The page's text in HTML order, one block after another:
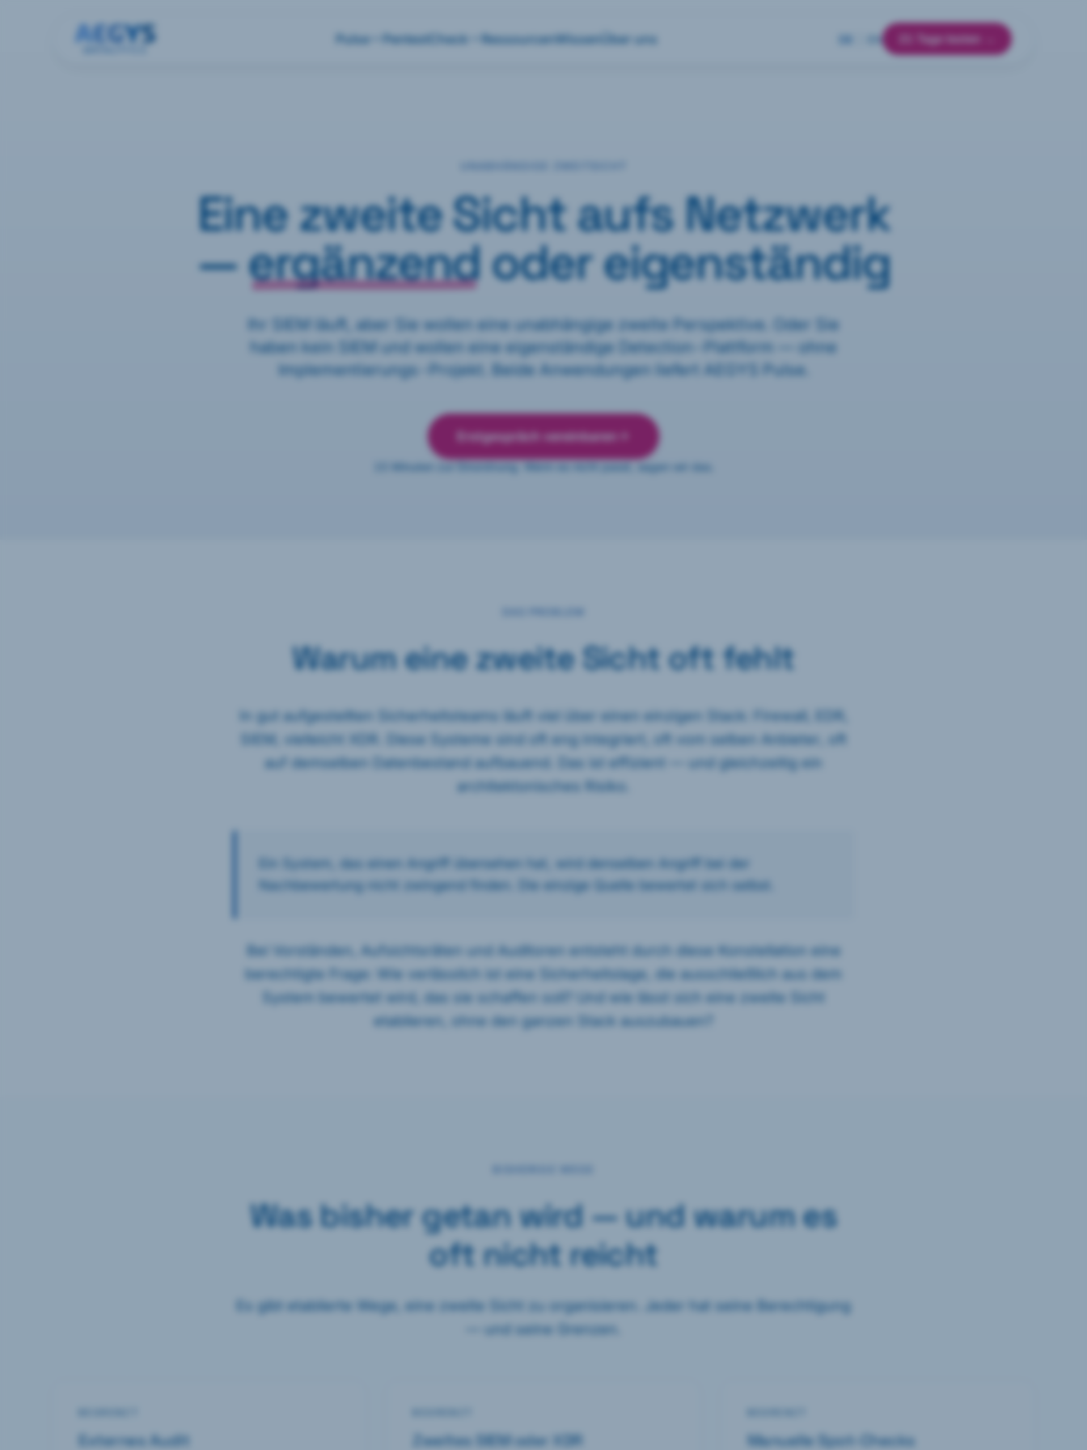
Pulse PentestCheck RessourcenWissen Über uns 21 Tage testen →
Eine zweite Sicht aufs Netzwerk
—ergänzendoder eigenständig
Ihr SIEM läuft, aber Sie wollen eine unabhängige zweite Perspektive. Oder Sie
haben kein SIEM und wollen eine eigenständige Detection-Plattform — ohne
Implementierungs-Projekt. Beide Anwendungen liefert AEGYS Pulse.
Erstgespräch vereinbaren
15 Minuten zur Einordnung. Wenn es nicht passt, sagen wir das.
Warum eine zweite Sicht oft fehlt
In gut aufgestellten Sicherheitsteams läuft viel über einen einzigen Stack: Firewall, EDR,
SIEM, vielleicht XDR. Diese Systeme sind oft eng integriert, oft vom selben Anbieter, oft
auf demselben Datenbestand aufbauend. Das ist effizient — und gleichzeitig ein
architektonisches Risiko.
Ein System, das einen Angriff übersehen hat, wird denselben Angriff bei der
Nachbewertung nicht zwingend finden. Die einzige Quelle bewertet sich selbst.
Bei Vorständen, Aufsichtsräten und Auditoren entsteht durch diese Konstellation eine
berechtigte Frage: Wie verlässlich ist eine Sicherheitslage, die ausschließlich aus dem
System bewertet wird, das sie schaffen soll? Und wie lässt sich eine zweite Sicht
etablieren, ohne den ganzen Stack auszubauen?
Was bisher getan wird — und warum es
oft nicht reicht
Es gibt etablierte Wege, eine zweite Sicht zu organisieren. Jeder hat seine Berechtigung
— und seine Grenzen.
Externes Audit Zweites SIEM oder XDR Manuelle Spot-Checks